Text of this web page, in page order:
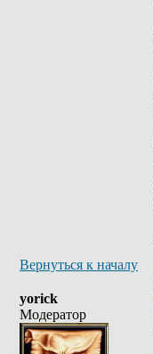
Вернуться к началу
yorick
Модератор